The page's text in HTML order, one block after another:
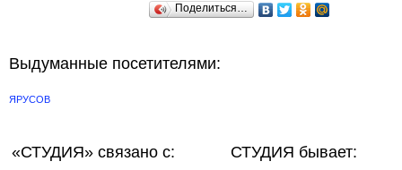
Поделиться…
Выдуманные посетителями:
ЯРУСОВ
«СТУДИЯ» связано с: СТУДИЯ бывает: